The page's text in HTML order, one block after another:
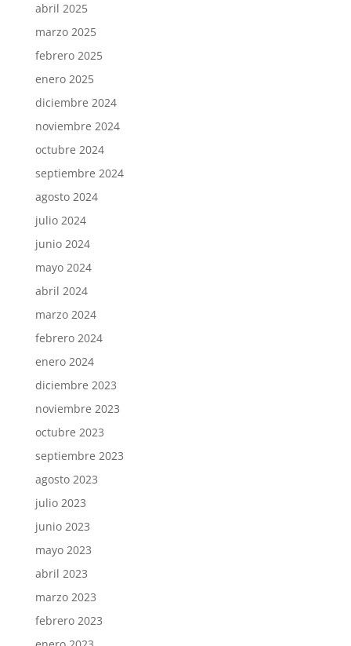
abril 2025
marzo 2025
febrero 2025
enero 2025
diciembre 2024
noviembre 2024
octubre 2024
septiembre 2024
agosto 2024
julio 2024
junio 2024
mayo 2024
abril 2024
marzo 2024
febrero 2024
enero 2024
diciembre 2023
noviembre 2023
octubre 2023
septiembre 2023
agosto 2023
julio 2023
junio 2023
mayo 2023
abril 2023
marzo 2023
febrero 2023